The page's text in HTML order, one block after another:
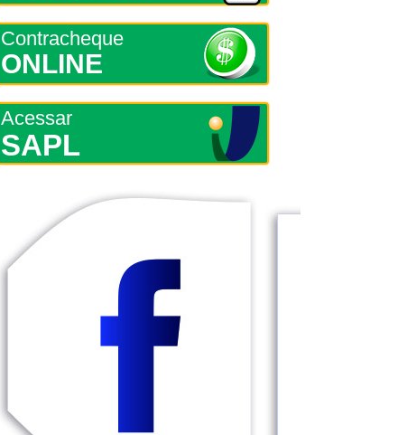
Contracheque
ONLINE
Acessar
SAPL